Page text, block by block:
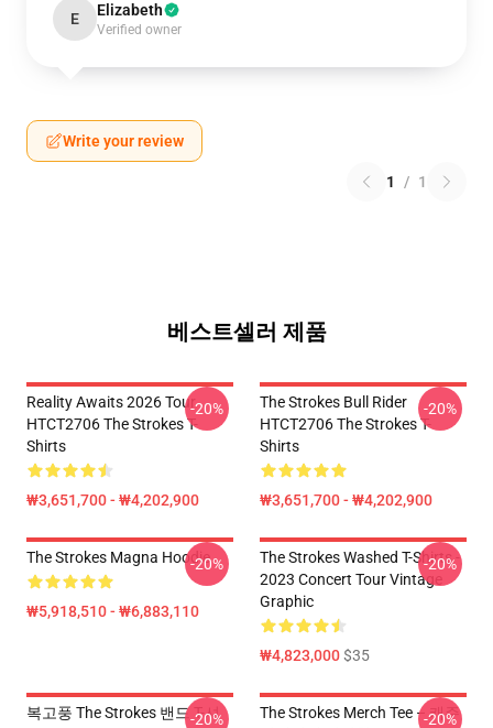
E Elizabeth
Verified owner
Write your review
1 / 1
베스트셀러 제품
Reality Awaits 2026 Tour
HTCT2706 The Strokes T-
Shirts
₩3,651,700 - ₩4,202,900
-20%
The Strokes Bull Rider
HTCT2706 The Strokes T-
Shirts
₩3,651,700 - ₩4,202,900
-20%
The Strokes Magna Hoodie
₩5,918,510 - ₩6,883,110
-20%
The Strokes Washed T-Shirts -
2023 Concert Tour Vintage
Graphic
₩4,823,000$35
-20%
복고풍 The Strokes 밴드 T-셔
-20%
The Strokes Merch Tee – 캐주
-20%